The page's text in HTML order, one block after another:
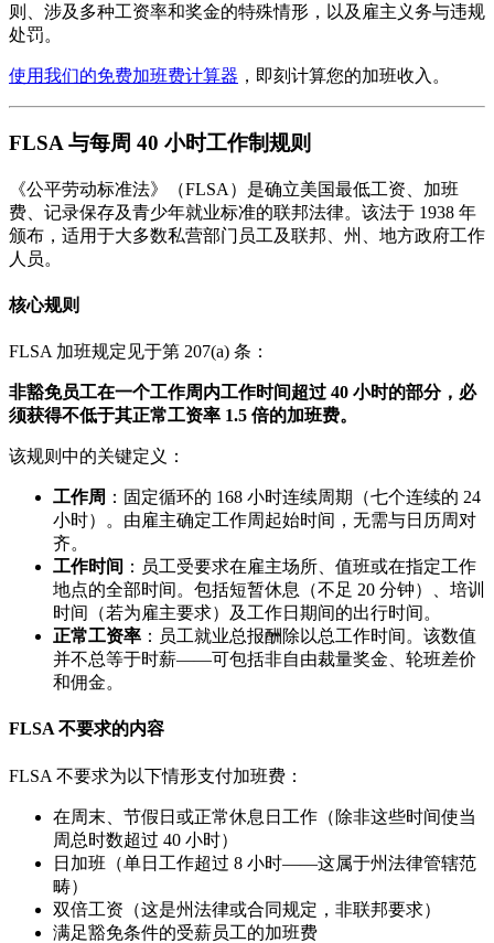
则、涉及多种工资率和奖金的特殊情形，以及雇主义务与违规
处罚。
使用我们的免费加班费计算器 ，即刻计算您的加班收入。
FLSA 与每周 40 小时工作制规则
《公平劳动标准法》（FLSA）是确立美国最低工资、加班
费、记录保存及青少年就业标准的联邦法律。该法于 1938 年
颁布，适用于大多数私营部门员工及联邦、州、地方政府工作
人员。
核心规则
FLSA 加班规定见于第 207(a) 条：
非豁免员工在一个工作周内工作时间超过 40 小时的部分，必
须获得不低于其正常工资率 1.5 倍的加班费。
该规则中的关键定义：
工作周 ：固定循环的 168 小时连续周期（七个连续的 24
小时）。由雇主确定工作周起始时间，无需与日历周对
齐。
工作时间 ：员工受要求在雇主场所、值班或在指定工作
地点的全部时间。包括短暂休息（不足 20 分钟）、培训
时间（若为雇主要求）及工作日期间的出行时间。
正常工资率 ：员工就业总报酬除以总工作时间。该数值
并不总等于时薪——可包括非自由裁量奖金、轮班差价
和佣金。
FLSA 不要求的内容
FLSA 不要求为以下情形支付加班费：
在周末、节假日或正常休息日工作（除非这些时间使当
周总时数超过 40 小时）
日加班（单日工作超过 8 小时——这属于州法律管辖范
畴）
双倍工资（这是州法律或合同规定，非联邦要求）
满足豁免条件的受薪员工的加班费